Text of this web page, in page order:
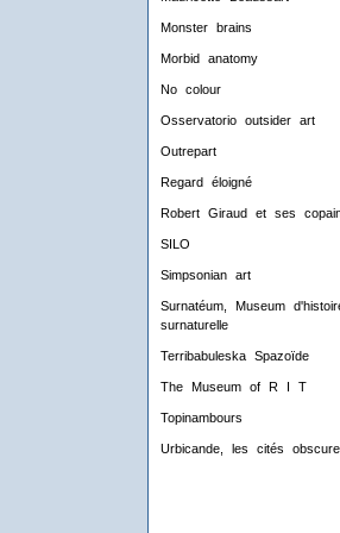
Monster brains
Morbid anatomy
No colour
Osservatorio outsider art
Outrepart
Regard éloigné
Robert Giraud et ses
SILO
Simpsonian art
Surnatéum, Museum
surnaturelle
Terribabuleska Spazoïde
The Museum of R I T
Topinambours
Urbicande, les cités